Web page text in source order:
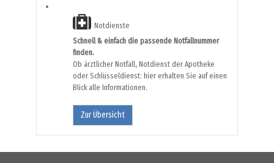
Notdienste
Schnell & einfach die passende Notfallnummer
finden.
Ob ärztlicher Notfall, Notdienst der Apotheke
oder Schlüsseldienst: hier erhalten Sie auf einen
Blick alle Informationen.
Zur Übersicht